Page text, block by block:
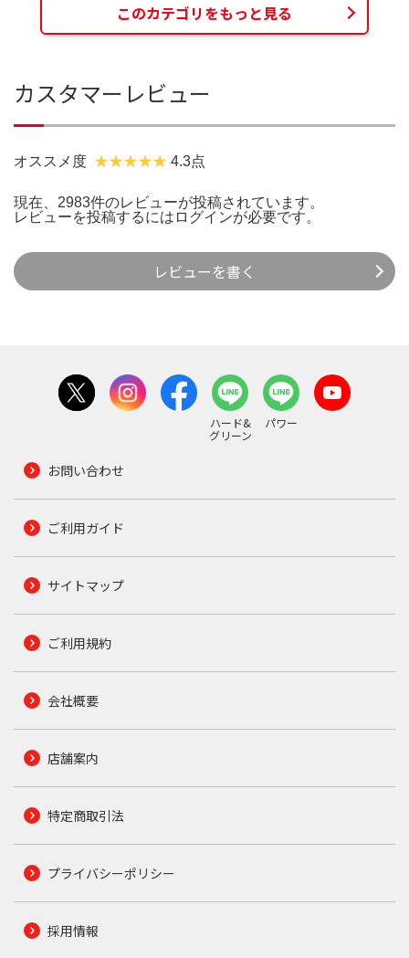
このカテゴリをもっと見る
カスタマーレビュー
オススメ度 4.3点
現在、2983件のレビューが投稿されています。
レビューを投稿するには ログインが必要です。
レビューを書く
ハード&
グリーン
パワー
お問い合わせ
ご利用ガイド
サイトマップ
ご利用規約
会社概要
店舗案内
特定商取引法
プライバシーポリシー
採用情報